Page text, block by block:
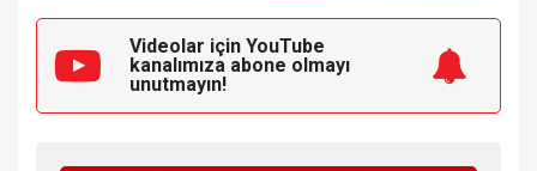
Videolar için YouTube
kanalımıza abone olmayı
unutmayın!